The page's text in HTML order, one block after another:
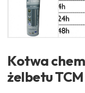
Kotwa
żelbetu